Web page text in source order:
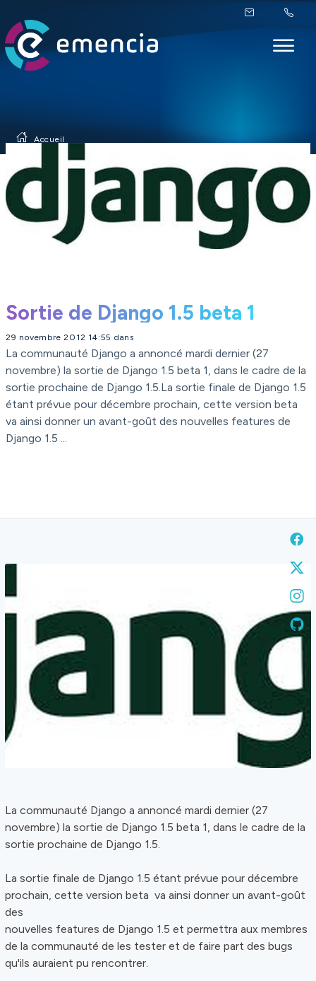
Accueil
Sortie de Django 1.5 beta 1
29 novembre 2012 14:55 dans
La communauté Django a annoncé mardi dernier (27
novembre) la sortie de Django 1.5 beta 1, dans le cadre de la
sortie prochaine de Django 1.5.La sortie finale de Django 1.5
étant prévue pour décembre prochain, cette version beta
va ainsi donner un avant-goût des nouvelles features de
Django 1.5 ...
La communauté Django a annoncé mardi dernier (27
novembre) la sortie de Django 1.5 beta 1, dans le cadre de la
sortie prochaine de Django 1.5.
La sortie finale de Django 1.5 étant prévue pour décembre
prochain, cette version beta va ainsi donner un avant-goût
des
nouvelles features de Django 1.5 et permettra aux membres
de la communauté de les tester et de faire part des bugs
qu'ils auraient pu rencontrer.